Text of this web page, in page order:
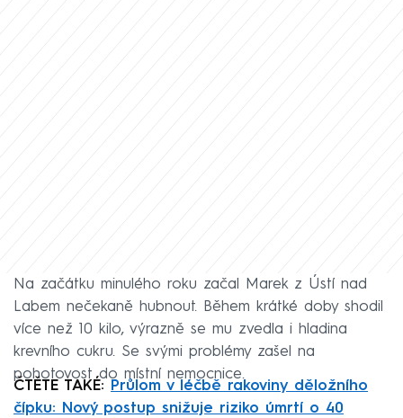
Na začátku minulého roku začal Marek z Ústí nad
Labem nečekaně hubnout. Během krátké doby shodil
více než 10 kilo, výrazně se mu zvedla i hladina
krevního cukru. Se svými problémy zašel na
pohotovost do místní nemocnice.
ČTĚTE TAKÉ: Průlom v léčbě rakoviny děložního
čípku: Nový postup snižuje riziko úmrtí o 40